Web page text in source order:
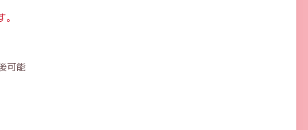
可能